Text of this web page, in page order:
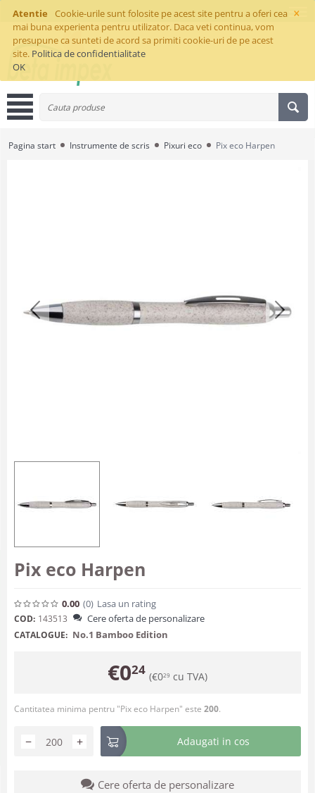
×
Atentie
Cookie-urile sunt folosite pe acest site pentru a oferi cea
mai buna experienta pentru utilizator. Daca veti continua, vom
presupune ca sunteti de acord sa primiti cookie-uri de pe acest
site. Politica de confidentialitate
OK
Pagina start Instrumente de scris Pixuri eco Pix eco Harpen
Pix eco Harpen
0.00 (0) Lasa un rating
COD: 143513 Cere oferta de personalizare
CATALOGUE: No.1 Bamboo Edition
€024 (€029 cu TVA)
Cantitatea minima pentru "Pix eco Harpen" este 200.
+
− Adaugati in cos
Cere oferta de personalizare